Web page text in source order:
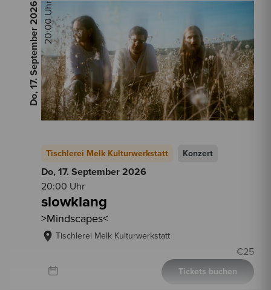
Do, 17. September
2026 20:00 Uhr
Tischlerei Melk Kulturwerkstatt Konzert
Do, 17. September 2026
20:00 Uhr
slowklang
>Mindscapes<
Tischlerei Melk Kulturwerkstatt
Tickets buchen
€25